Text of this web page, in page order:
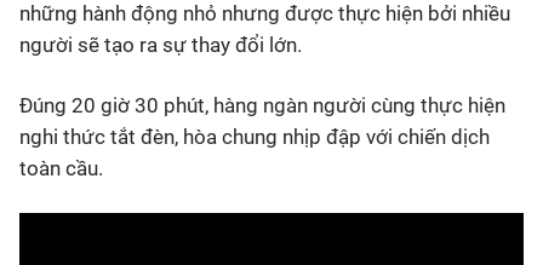
những hành động nhỏ nhưng được thực hiện bởi nhiều
người sẽ tạo ra sự thay đổi lớn.
Đúng 20 giờ 30 phút, hàng ngàn người cùng thực hiện
nghi thức tắt đèn, hòa chung nhịp đập với chiến dịch
toàn cầu.